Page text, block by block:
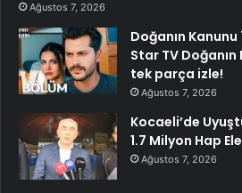
Ağustos 7, 2026
Doğanın
Star TV
tek parça izle!
Ağustos 7, 2026
Kocaeli’de
1.7 Milyon Hap
Ağustos 7, 2026